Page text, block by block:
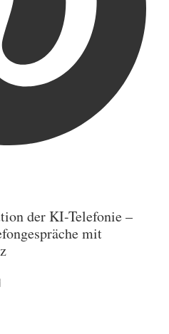
der KI-Telefonie –
mit